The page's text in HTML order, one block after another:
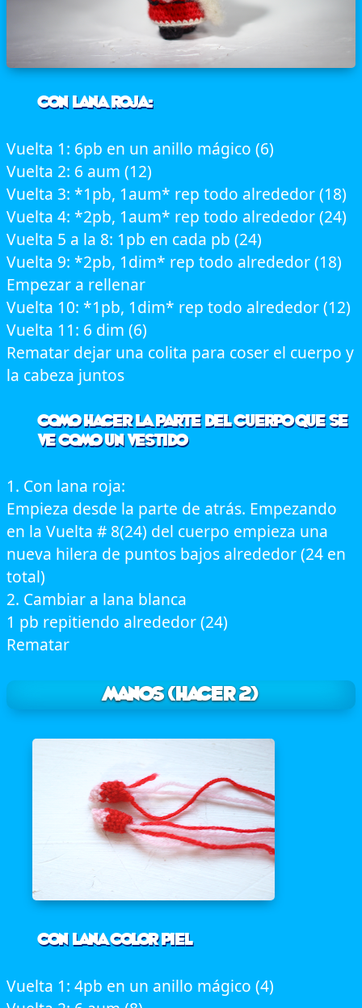
con lana roja:
Vuelta 1: 6pb en un anillo mágico (6)
Vuelta 2: 6 aum (12)
Vuelta 3: *1pb, 1aum* rep todo alrededor (18)
Vuelta 4: *2pb, 1aum* rep todo alrededor (24)
Vuelta 5 a la 8: 1pb en cada pb (24)
Vuelta 9: *2pb, 1dim* rep todo alrededor (18)
Empezar a rellenar
Vuelta 10: *1pb, 1dim* rep todo alrededor (12)
Vuelta 11: 6 dim (6)
Rematar dejar una colita para coser el cuerpo y
la cabeza juntos
Como hacer la parte del cuerpo que se
ve como un vestido
1. Con lana roja:
Empieza desde la parte de atrás. Empezando
en la Vuelta # 8(24) del cuerpo empieza una
nueva hilera de puntos bajos alrededor (24 en
total)
2. Cambiar a lana blanca
1 pb repitiendo alrededor (24)
Rematar
Manos (Hacer 2)
Con lana color piel
Vuelta 1: 4pb en un anillo mágico (4)